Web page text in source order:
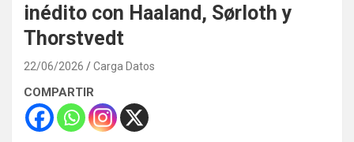
inédito con Haaland, Sørloth y
Thorstvedt
22/06/2026 Carga Datos
COMPARTIR